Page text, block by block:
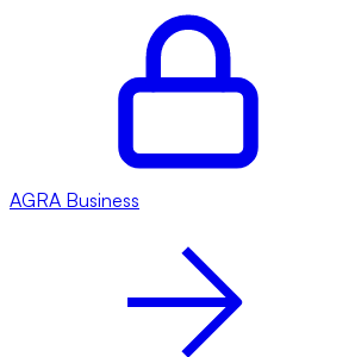
AGRA Business